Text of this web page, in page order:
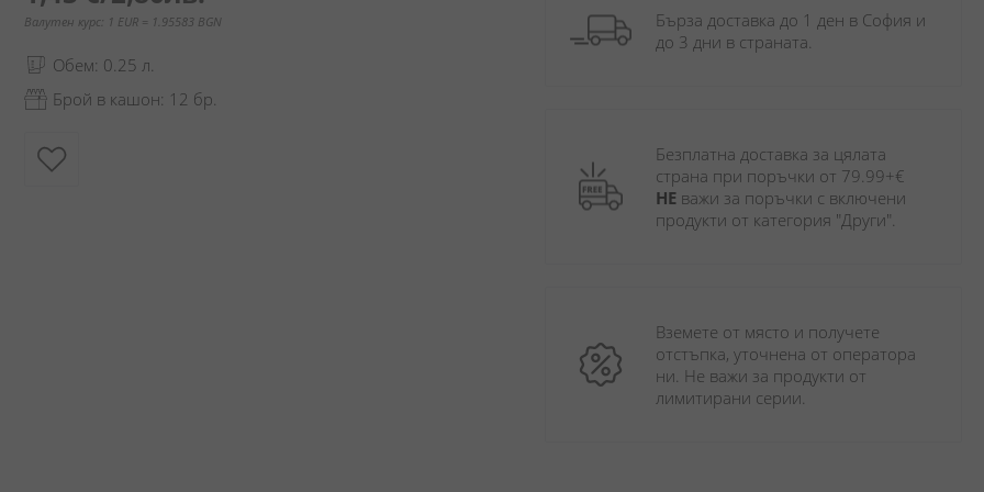
Валутен курс: 1 EUR = 1.95583 BGN
Обем: 0.25 л.
Брой в кашон: 12 бр.
Бърза доставка до 1 ден в София и
до 3 дни в страната.
Безплатна доставка за цялата
НЕ важи за поръчки с включени
продукти от категория "Други".
Вземете от място и получете
отстъпка, уточнена от оператора
ни. Не важи за продукти от
лимитирани серии.